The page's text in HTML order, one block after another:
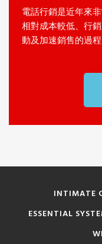
電話行銷是近年來
相對成本較低、行
動及加速銷售的過
INTIMATE
ESSENTIAL